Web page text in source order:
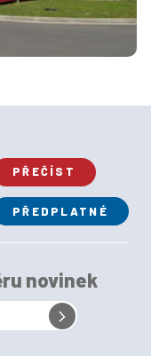
PŘEČÍST
PŘEDPLATNÉ
novinek